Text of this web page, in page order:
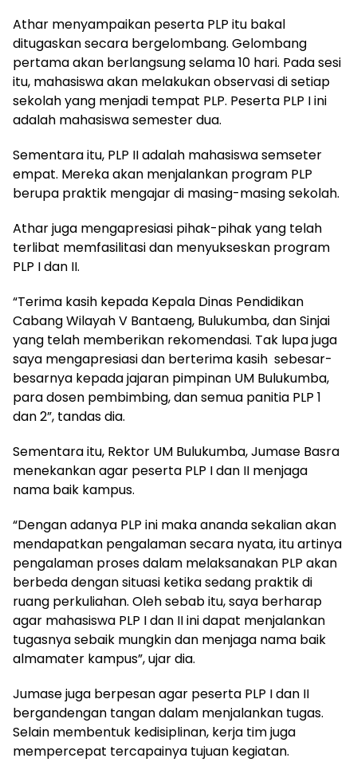
Athar menyampaikan peserta PLP itu bakal
ditugaskan secara bergelombang. Gelombang
pertama akan berlangsung selama 10 hari. Pada sesi
itu, mahasiswa akan melakukan observasi di setiap
sekolah yang menjadi tempat PLP. Peserta PLP I ini
adalah mahasiswa semester dua.
Sementara itu, PLP II adalah mahasiswa semseter
empat. Mereka akan menjalankan program PLP
berupa praktik mengajar di masing-masing sekolah.
Athar juga mengapresiasi pihak-pihak yang telah
terlibat memfasilitasi dan menyukseskan program
PLP I dan II.
“Terima kasih kepada Kepala Dinas Pendidikan
Cabang Wilayah V Bantaeng, Bulukumba, dan Sinjai
yang telah memberikan rekomendasi. Tak lupa juga
saya mengapresiasi dan berterima kasih sebesar-
besarnya kepada jajaran pimpinan UM Bulukumba,
para dosen pembimbing, dan semua panitia PLP 1
dan 2”, tandas dia.
Sementara itu, Rektor UM Bulukumba, Jumase Basra
menekankan agar peserta PLP I dan II menjaga
nama baik kampus.
“Dengan adanya PLP ini maka ananda sekalian akan
mendapatkan pengalaman secara nyata, itu artinya
pengalaman proses dalam melaksanakan PLP akan
berbeda dengan situasi ketika sedang praktik di
ruang perkuliahan. Oleh sebab itu, saya berharap
agar mahasiswa PLP I dan II ini dapat menjalankan
tugasnya sebaik mungkin dan menjaga nama baik
almamater kampus”, ujar dia.
Jumase juga berpesan agar peserta PLP I dan II
bergandengan tangan dalam menjalankan tugas.
Selain membentuk kedisiplinan, kerja tim juga
mempercepat tercapainya tujuan kegiatan.